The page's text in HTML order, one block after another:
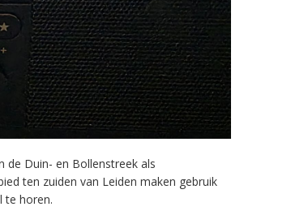
de Duin- en Bollenstreek als
ten zuiden van Leiden maken gebruik
te horen.